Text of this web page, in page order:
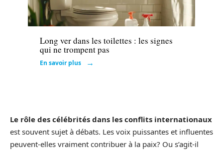
Santé
Long ver dans les toilettes : les signes
qui ne trompent pas
En savoir plus
Le rôle des célébrités dans les conflits internationaux
est souvent sujet à débats. Les voix puissantes et influentes
peuvent-elles vraiment contribuer à la paix? Ou s’agit-il